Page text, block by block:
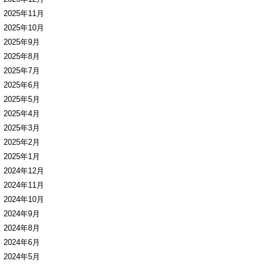
2025年11月
2025年10月
2025年9月
2025年8月
2025年7月
2025年6月
2025年5月
2025年4月
2025年3月
2025年2月
2025年1月
2024年12月
2024年11月
2024年10月
2024年9月
2024年8月
2024年6月
2024年5月